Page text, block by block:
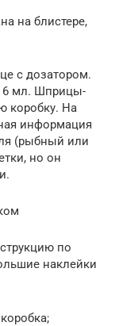
на блистере,
с дозатором.
6 мл. Шприцы-
коробку. На
информация
(рыбный или
но он
по
наклейки